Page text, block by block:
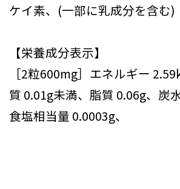
ケイ素、(一部に乳成分を含む)
【栄養成分表示】
［2粒600mg］エネルギー
質 0.01g未満、脂質 0.06g、炭
食塩相当量 0.0003g、